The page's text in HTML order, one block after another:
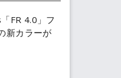
FR 4.0」フ
新カラーが